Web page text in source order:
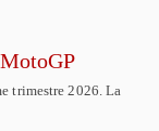
trimestre 2026. La